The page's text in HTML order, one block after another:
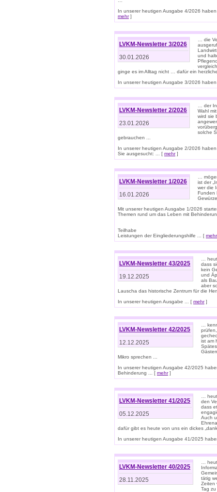
In unserer heutigen Ausgabe 4/2026
mehr]
LVKM-Newsletter 3/2026
30.01.2026
… die
und
ginge es im Alltag nicht … dafür ein
In unserer heutigen Ausgabe 3/2026
LVKM-Newsletter 2/2026
23.01.2026
… der
Wahl
wird sie
solche
gebrauchen ...
In unserer heutigen Ausgabe 2/2026
Sie ausgesucht: ... [ mehr]
LVKM-Newsletter 1/2026
16.01.2026
…
ist der
wer die
Funden
Mit unserer heutigen Ausgabe 1/2026
Themen rund um das Leben mit
Teilhabe
Leistungen der Eingliederungshilfe ... [ mehr
LVKM-Newsletter 43/2025
19.12.2025
…
dass
kein
und
als
aber
Lauscha das historische Zentrum für die
In unserer heutigen Ausgabe ... [ mehr]
LVKM-Newsletter 42/2025
12.12.2025
…
ist am
Mikro sprechen ...
In unserer heutigen Ausgabe 42/2025
Behinderung ... [ mehr]
LVKM-Newsletter 41/2025
05.12.2025
…
den
dass
Auch
dafür gibt es heute von uns ein dickes
In unserer heutigen Ausgabe 41/2025
LVKM-Newsletter 40/2025
28.11.2025
…
tätig
Zeiten
Tag